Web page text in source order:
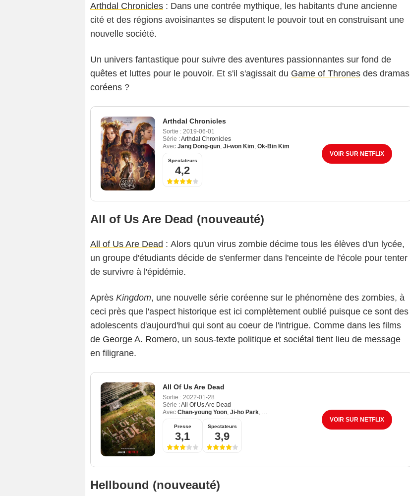
Arthdal Chronicles : Dans une contrée mythique, les habitants d'une ancienne
cité et des régions avoisinantes se disputent le pouvoir tout en construisant une
nouvelle société.
Un univers fantastique pour suivre des aventures passionnantes sur fond de
quêtes et luttes pour le pouvoir. Et s'il s'agissait du Game of Thrones des dramas
coréens ?
Arthdal Chronicles
Sortie : 2019-06-01
Série :Arthdal Chronicles
Avec Jang Dong-gun Ji-won Kim Ok-Bin Kim
Spectateurs
4,2
VOIR SUR NETFLIX
All of Us Are Dead (nouveauté)
All of Us Are Dead : Alors qu'un virus zombie décime tous les élèves d'un lycée,
un groupe d'étudiants décide de s'enfermer dans l'enceinte de l'école pour tenter
de survivre à l'épidémie.
Après Kingdom, une nouvelle série coréenne sur le phénomène des zombies, à
ceci près que l'aspect historique est ici complètement oublié puisque ce sont des
adolescents d'aujourd'hui qui sont au coeur de l'intrigue. Comme dans les films
de George A. Romero, un sous-texte politique et sociétal tient lieu de message
en filigrane.
All Of Us Are Dead
Sortie : 2022-01-28
Série :All Of Us Are Dead
Avec Chan-young Yoon Ji-ho Park
Presse
3,1
Spectateurs
3,9
VOIR SUR NETFLIX
Hellbound (nouveauté)